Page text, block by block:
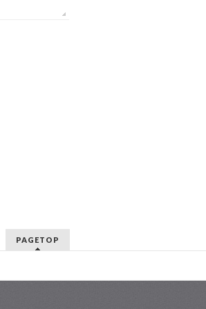
PAGETOP